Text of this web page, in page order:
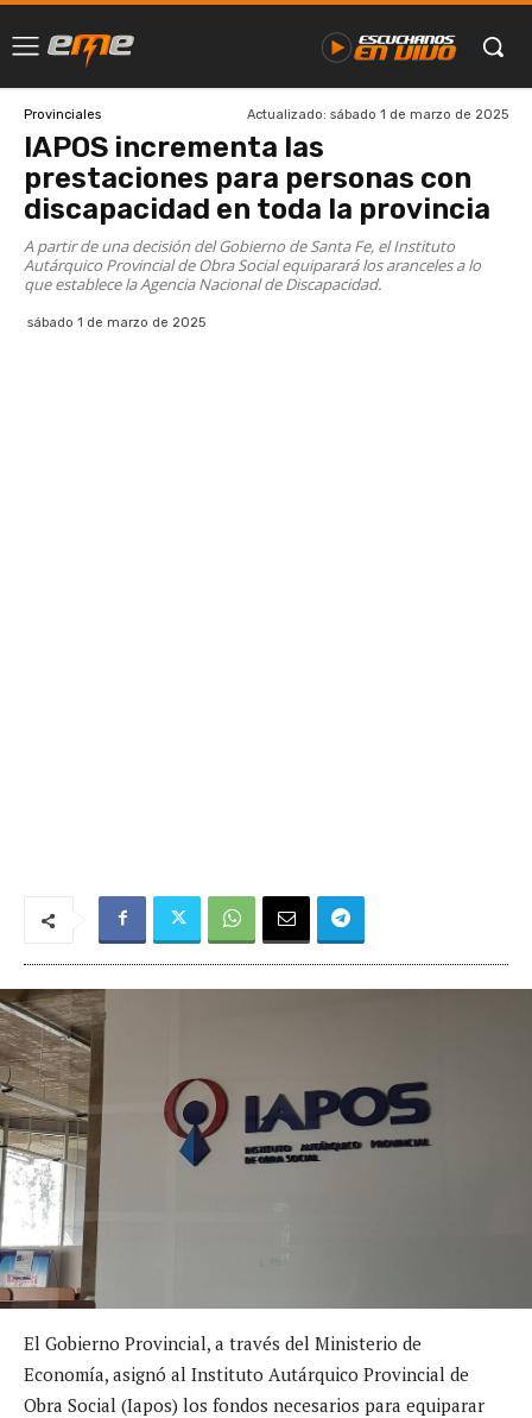
Provinciales Actualizado: sábado 1 de marzo de 2025
IAPOS incrementa las
prestaciones para personas con
discapacidad en toda la provincia
A partir de una decisión del Gobierno de Santa Fe, el Instituto
Autárquico Provincial de Obra Social equiparará los aranceles a lo
que establece la Agencia Nacional de Discapacidad.
sábado 1 de marzo de 2025
El Gobierno Provincial, a través del Ministerio de
Economía, asignó al Instituto Autárquico Provincial de
Obra Social (Iapos) los fondos necesarios para equiparar